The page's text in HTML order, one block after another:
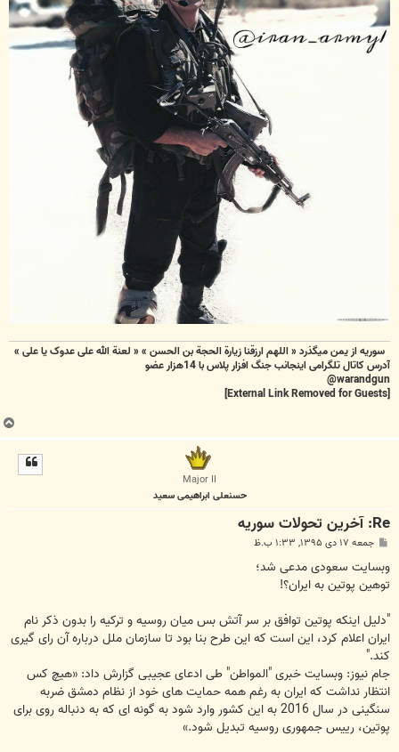
سوریه از یمن میگذرد « اللهم ارزقنا زيارة الحجة بن الحسن » « لعنة الله علی عدوک یا علی »
آدرس کاتال تلگرامی اینجانب جنگ افزار پلاس با 14هزار عضو
warandgun@
ب
ا
Major II
حسنعلی ابراهیمی سعید
Re: آخرين تحولات سوريه
پ
ت
جمعه ۱۷ دی ۱۳۹۵, ۱:۳۳ ب.ظ
وبسایت سعودی مدعی شد؛
توهین پوتین به ایران؟!
"دلیل اینکه پوتین توافق بر سر آتش بس میان روسیه و ترکیه را بدون ذکر نام
ایران اعلام کرد، این است که این طرح بنا بود تا سازمان ملل درباره آن رای گیری
کند."
جام نیوز: وبسایت خبری "المواطن" طی ادعای عجیبی گزارش داد: «هیچ کس
انتظار نداشت که ایران به رغم همه حمایت های خود از نظام دمشق ضربه
سنگینی در سال 2016 به این کشور وارد شود به گونه ای که به دنباله روی برای
پوتین، رییس جمهوری روسیه تبدیل شود.»